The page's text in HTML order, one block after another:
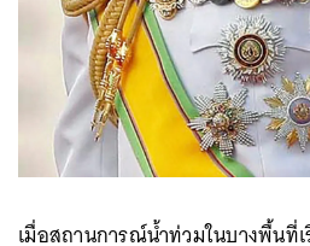
เมื่อสถานการณ์น้ำท่วมในบางพื้นที่